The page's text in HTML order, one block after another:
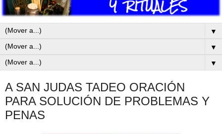
▼
▼
▼
A SAN JUDAS TADEO ORACIÓN
PARA SOLUCIÓN DE PROBLEMAS Y
PENAS